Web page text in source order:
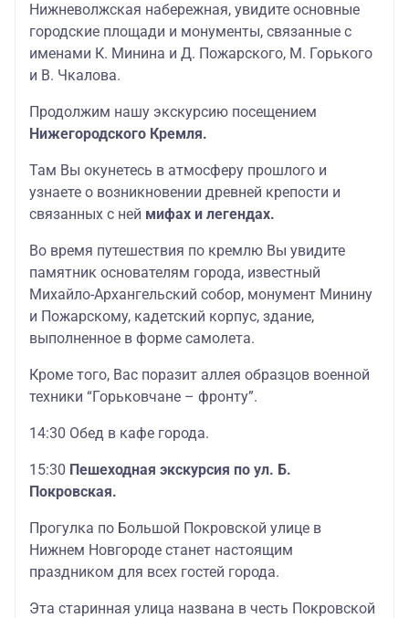
Нижневолжская набережная, увидите основные
городские площади и монументы, связанные с
именами К. Минина и Д. Пожарского, М. Горького
и В. Чкалова.
Продолжим нашу экскурсию посещением
Нижегородского Кремля.
Там Вы окунетесь в атмосферу прошлого и
узнаете о возникновении древней крепости и
связанных с ней мифах и легендах.
Во время путешествия по кремлю Вы увидите
памятник основателям города, известный
Михайло-Архангельский собор, монумент Минину
и Пожарскому, кадетский корпус, здание,
выполненное в форме самолета.
Кроме того, Вас поразит аллея образцов военной
техники “Горьковчане – фронту”.
14:30 Обед в кафе города.
15:30 Пешеходная экскурсия по ул. Б.
Покровская.
Прогулка по Большой Покровской улице в
Нижнем Новгороде станет настоящим
праздником для всех гостей города.
Эта старинная улица названа в честь Покровской